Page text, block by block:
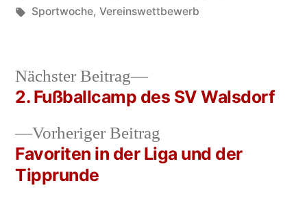
von
Schlagwörter:
Sportwoche, Vereinswettbewerb
Beitrags-
Navigation
Vorheriger Beitrag
Beitrag:
Favoriten in der Liga und der
Tipprunde
Nächster Beitrag
Nächster
Beitrag:
2. Fußballcamp des SV Walsdorf